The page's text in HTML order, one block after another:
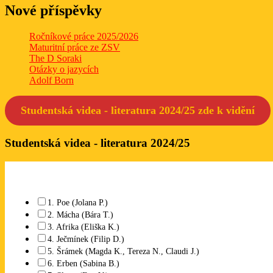
Nové příspěvky
Ročníkové práce 2025/2026
Maturitní práce ze ZSV
The D Soraki
Otázky o jazycích
Adolf Born
Studentská videa - literatura 2024/25 zde k vidění
Studentská videa - literatura 2024/25
1. Poe (Jolana P.)
2. Mácha (Bára T.)
3. Afrika (Eliška K.)
4. Ječmínek (Filip D.)
5. Šrámek (Magda K., Tereza N., Claudi J.)
6. Erben (Sabina B.)